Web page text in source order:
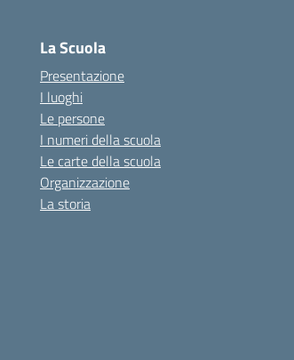
La Scuola
Presentazione
I luoghi
Le persone
I numeri della scuola
Le carte della scuola
Organizzazione
La storia